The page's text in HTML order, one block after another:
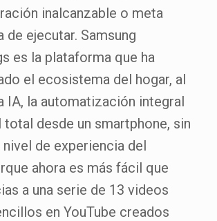
inalcanzable o meta
de ejecutar. Samsung
es la plataforma que ha
el ecosistema del hogar, al
IA, la automatización integral
desde un smartphone, sin
de experiencia del
ahora es más fácil que
a una serie de 13 videos
en YouTube creados